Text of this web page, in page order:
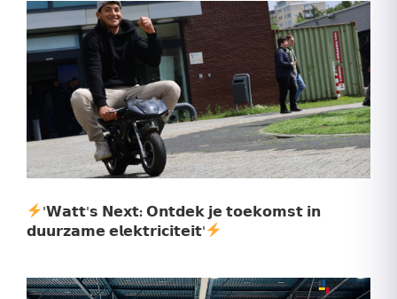
'𝗪𝗮𝘁𝘁'𝘀 𝗡𝗲𝘅𝘁: 𝗢𝗻𝘁𝗱𝗲𝗸 𝗷𝗲 𝘁𝗼𝗲𝗸𝗼𝗺𝘀𝘁 𝗶𝗻
𝗱𝘂𝘂𝗿𝘇𝗮𝗺𝗲 𝗲𝗹𝗲𝗸𝘁𝗿𝗶𝗰𝗶𝘁𝗲𝗶𝘁'